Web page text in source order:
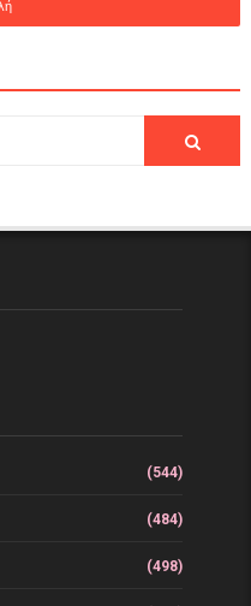
(544)
(484)
(498)